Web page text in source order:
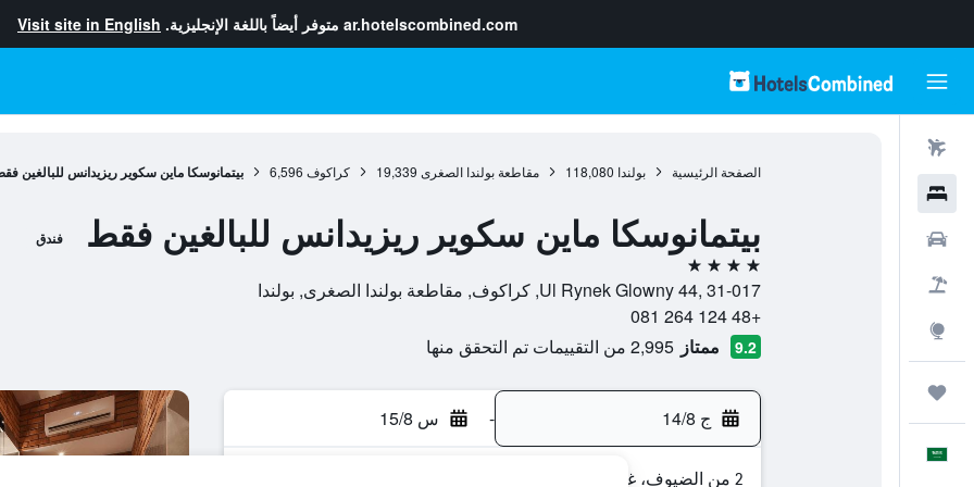
ar.hotelscombined.com متوفر أيضاً باللغة الإنجليزية. Visit site in English
الصفحة الرئيسية بولندا 118,080 مقاطعة بولندا الصغرى 19,339 كراكوف 6,596 بيتمانوسكا ماين سكوير ريزيدانس للبالغين
بيتمانوسكا ماين سكوير ريزيدانس للبالغين فقط فندق
4 نجوم
Ul Rynek Glowny 44, 31-017, كراكوف, مقاطعة بولندا الصغرى, بولندا
+48 124 264 081
9.2 ممتاز 2,995 من التقييمات تم التحقق منها
ج 14/8 - س 15/8
2 من الضيوف، غرفة واحدة